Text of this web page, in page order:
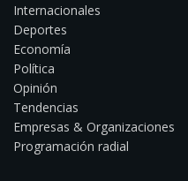
Internacionales
Deportes
Economía
Política
Opinión
Tendencias
Empresas & Organizaciones
Programación radial